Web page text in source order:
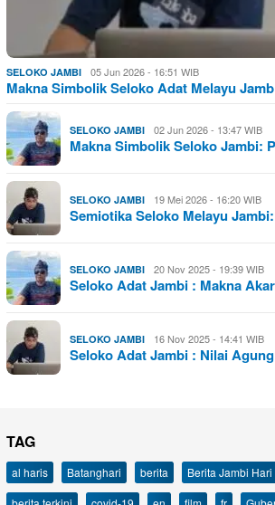
SELOKO JAMBI 05 Jun 2026 - 16:51 WIB
Makna Simbolik Seloko Adat Melayu
SELOKO JAMBI 02 Jun 2026 - 13:47 WIB
Makna Simbolik Seloko Jambi:
SELOKO JAMBI 19 Mei 2026 - 16:20 WIB
Semiotika Seloko Melayu
SELOKO JAMBI 20 Nov 2025 - 19:39 WIB
Seloko Adat Jambi : Makna
SELOKO JAMBI 16 Nov 2025 - 14:41 WIB
Seloko Adat Jambi : Nilai
TAG
al haris Batanghari berita Berita Jambi Hari